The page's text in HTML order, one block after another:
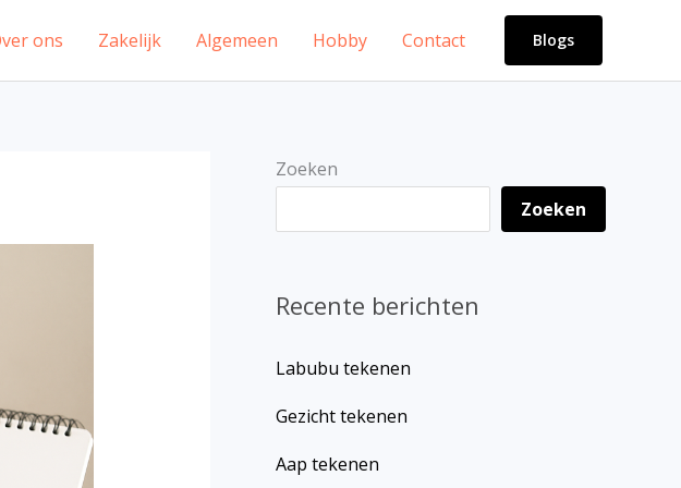
ons Zakelijk Algemeen Hobby Contact Blogs
Zoeken
Zoeken
Recente berichten
Labubu tekenen
Gezicht tekenen
Aap tekenen